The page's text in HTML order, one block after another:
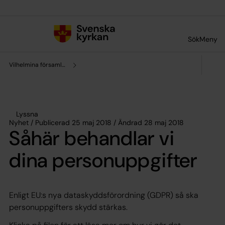
SökMeny
Vilhelmina församling
Lyssna
Nyhet / Publicerad 25 maj 2018 / Ändrad 28 maj 2018
Såhär behandlar vi
dina personuppgifter
Enligt EU:s nya dataskyddsförordning (GDPR) så ska
personuppgifters skydd stärkas.